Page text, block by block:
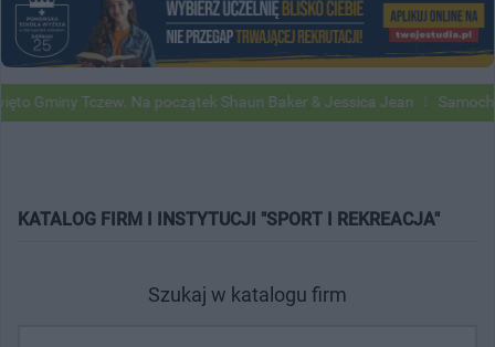
Gminy Tczew. Na początek Shaun Baker & Jessica Jean
KATALOG FIRM I INSTYTUCJI "SPORT I REKREACJA"
Szukaj w katalogu firm